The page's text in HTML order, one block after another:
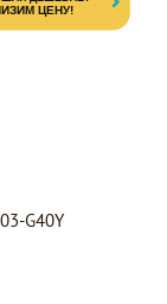
G40Y